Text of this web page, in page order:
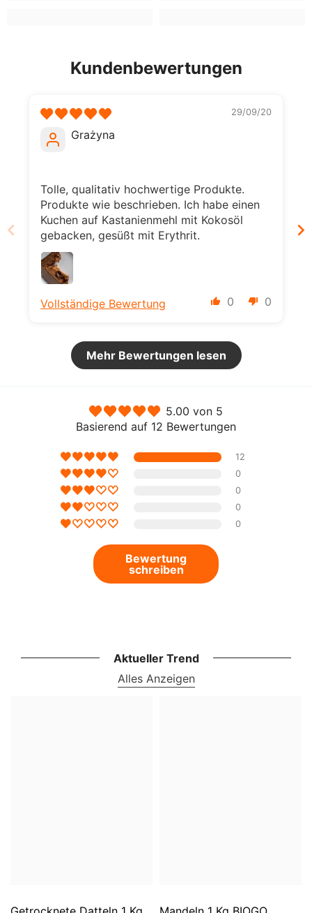
Kundenbewertungen
29/09/20
Grażyna
Tolle, qualitativ hochwertige Produkte.
Produkte wie beschrieben. Ich habe einen
Kuchen auf Kastanienmehl mit Kokosöl
gebacken, gesüßt mit Erythrit.
0 0
Vollständige Bewertung
Mehr Bewertungen lesen
5.00 von 5
Basierend auf 12 Bewertungen
12
0
0
0
0
Bewertung
schreiben
Aktueller Trend
Alles Anzeigen